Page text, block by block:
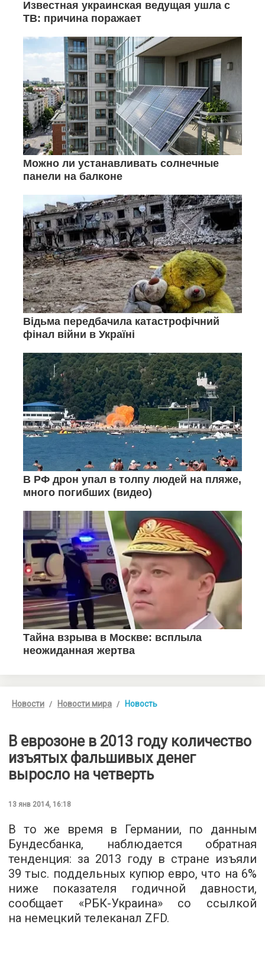
Новости Новости мира Новость
В еврозоне в 2013 году количество
изъятых фальшивых денег
выросло на четверть
13 янв 2014, 16:18
В то же время в Германии, по данным
Бундесбанка, наблюдается обратная
тенденция: за 2013 году в стране изъяли
39 тыс. поддельных купюр евро, что на 6%
ниже показателя годичной давности,
сообщает «РБК-Украина» со ссылкой
на немецкий телеканал ZFD.